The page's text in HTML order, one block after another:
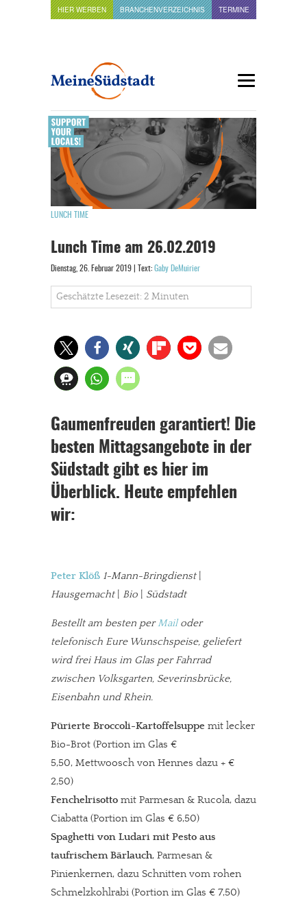
HIER WERBEN BRANCHENVERZEICHNIS TERMINE
LUNCH TIME
Lunch Time am 26.02.2019
Dienstag, 26. Februar 2019 | Text: Gaby DeMuirier
Geschätzte Lesezeit: 2 Minuten
Gaumenfreuden garantiert! Die
besten Mittagsangebote in der
Südstadt gibt es hier im
Überblick. Heute empfehlen
wir:
Peter Klöß 1-Mann-Bringdienst|
Hausgemacht| Bio Südstadt
Bestellt am besten perMailoder
telefonisch Eure Wunschspeise, geliefert
wird frei Haus im Glas per Fahrrad
zwischen Volksgarten, Severinsbrücke,
Eisenbahn und Rhein.
Pürierte Broccoli-Kartoffelsuppe mit lecker
Bio-Brot (Portion im Glas €
5,50, Mettwoosch von Hennes dazu + €
2,50)
Fenchelrisotto mit Parmesan & Rucola, dazu
Ciabatta (Portion im Glas € 6,50)
Spaghetti von Ludari mit Pesto aus
taufrischem Bärlauch, Parmesan &
Pinienkernen, dazu Schnitten vom rohen
Schmelzkohlrabi (Portion im Glas € 7,50)